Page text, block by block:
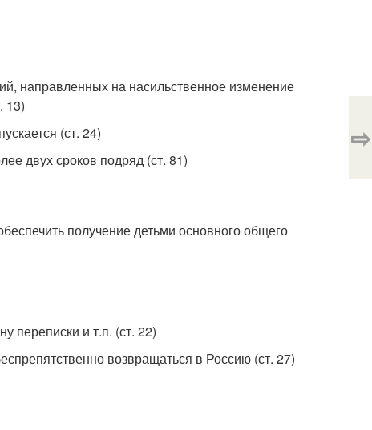
направленных на насильственное изменение
13)
(ст. 24)
двух сроков подряд (ст. 81)
получение детьми основного общего
и т.п. (ст. 22)
возвращаться в Россию (ст. 27)
⇨